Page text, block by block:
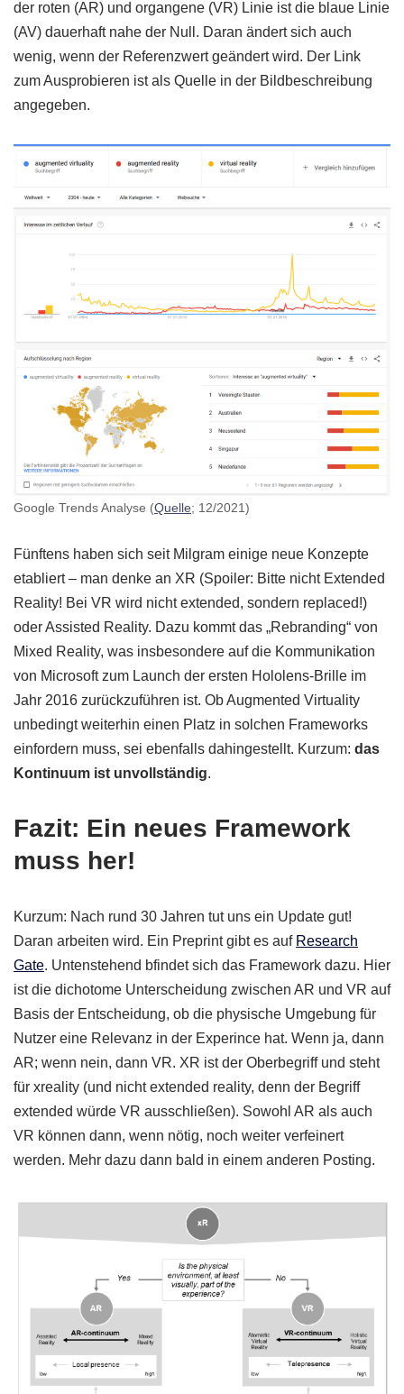
der roten (AR) und organgene (VR) Linie ist die blaue Linie
(AV) dauerhaft nahe der Null. Daran ändert sich auch
wenig, wenn der Referenzwert geändert wird. Der Link
zum Ausprobieren ist als Quelle in der Bildbeschreibung
angegeben.
Google Trends Analyse (Quelle; 12/2021)
Fünftens haben sich seit Milgram einige neue Konzepte
etabliert – man denke an XR (Spoiler: Bitte nicht Extended
Reality! Bei VR wird nicht extended, sondern replaced!)
oder Assisted Reality. Dazu kommt das „Rebranding“ von
Mixed Reality, was insbesondere auf die Kommunikation
von Microsoft zum Launch der ersten Hololens-Brille im
Jahr 2016 zurückzuführen ist. Ob Augmented Virtuality
unbedingt weiterhin einen Platz in solchen Frameworks
einfordern muss, sei ebenfalls dahingestellt. Kurzum: das
Kontinuum ist unvollständig.
Fazit: Ein neues Framework
muss her!
Kurzum: Nach rund 30 Jahren tut uns ein Update gut!
Daran arbeiten wird. Ein Preprint gibt es auf Research
Gate. Untenstehend bfindet sich das Framework dazu. Hier
ist die dichotome Unterscheidung zwischen AR und VR auf
Basis der Entscheidung, ob die physische Umgebung für
Nutzer eine Relevanz in der Experince hat. Wenn ja, dann
AR; wenn nein, dann VR. XR ist der Oberbegriff und steht
für xreality (und nicht extended reality, denn der Begriff
extended würde VR ausschließen). Sowohl AR als auch
VR können dann, wenn nötig, noch weiter verfeinert
werden. Mehr dazu dann bald in einem anderen Posting.